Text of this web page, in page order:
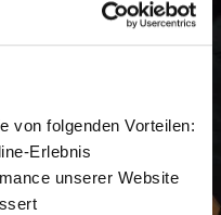
von folgenden Vorteilen:
Erlebnis
unserer Website